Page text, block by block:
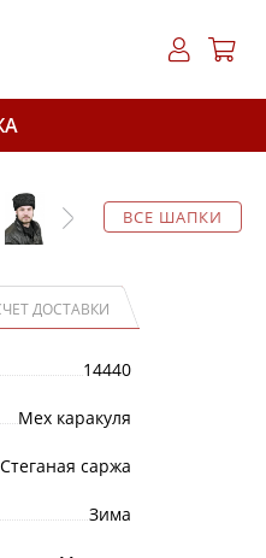
ВСЕ ШАПКИ
ДОСТАВКИ
14440
Мех каракуля
Стеганая саржа
Зима